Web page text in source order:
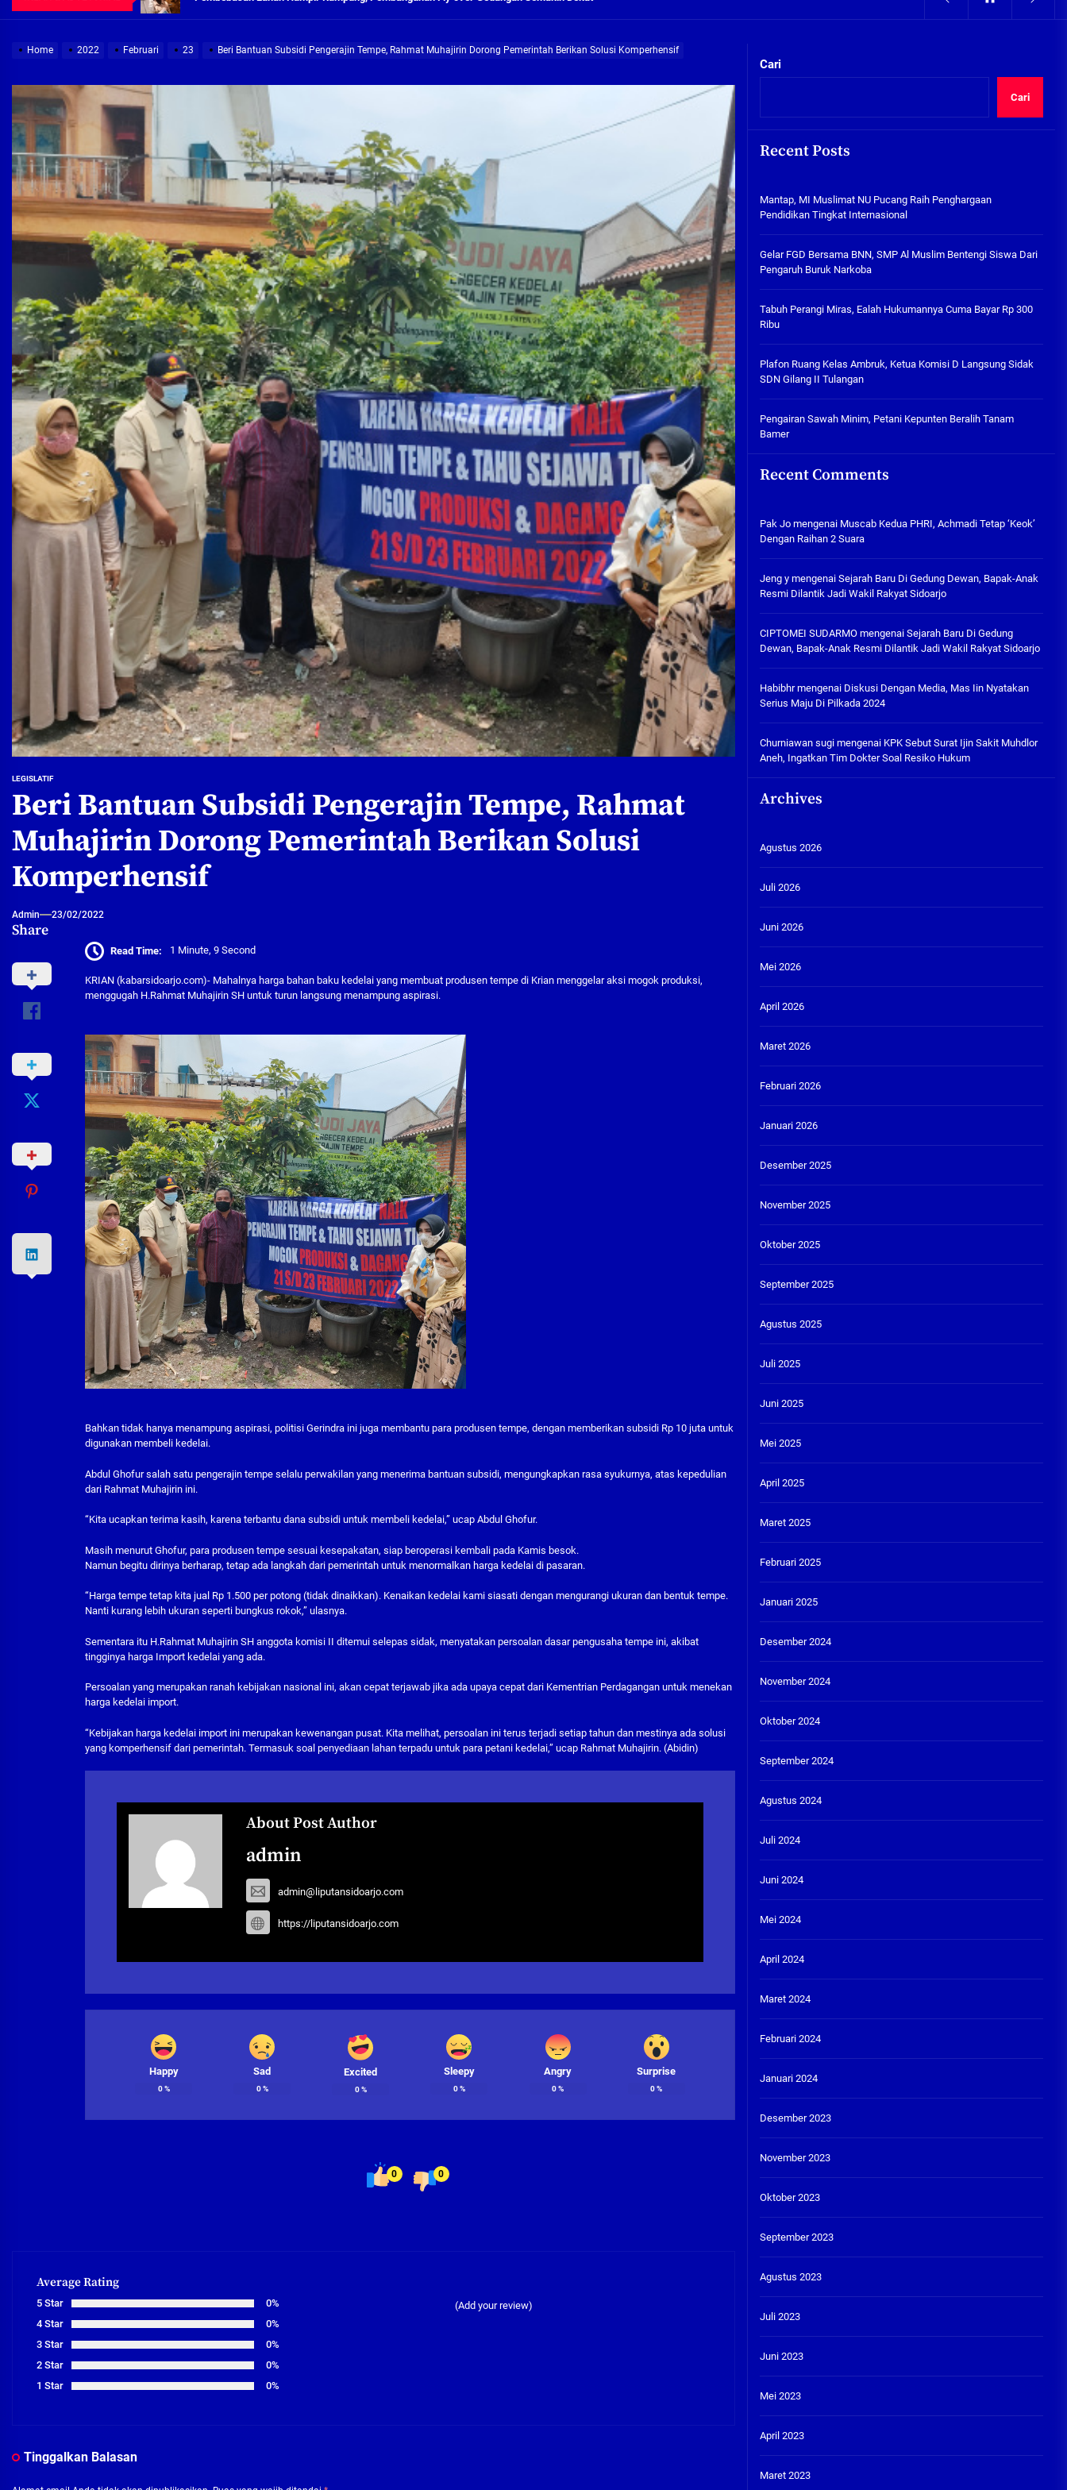
05/08/2026
Mantap, MI Muslimat NU
Pucang Raih Penghargaan
Gelar FGD Bersama BNN, SMP Al
Muslim Bentengi Siswa Dari
Pengaruh Buruk Narkoba
05/08/2026
300 Ribu
Plafon Ruang Kelas Ambruk,
Ketua Komisi D Langsung Sidak
SDN Gilang II Tulangan
05/08/2026
05/08/2026
Peduli Warga Miskin, Bupati Sidoarjo Masif Jalankan Program Rehab RTLH
Pembebasan Lahan Hampir Rampung, Pembangunan Fly over Gedangan Semakin Dekat
Terima aduan warga, Komisi A cari solusi masalah warga Seketi dan Urangagung
Demi Jajaran Direksi Delta Tirta Yang Profesional Dan Kapabel, Komisi B Dua Kali Panggil Pansel Dan Minta Ada Pakta Integritas
Home 2022 Februari 23 Beri Bantuan Subsidi Pengerajin Tempe, Rahmat Muhajirin Dorong Pemerintah Berikan Solusi Komperhensif
LEGISLATIF
Beri Bantuan Subsidi Pengerajin Tempe, Rahmat
Muhajirin Dorong Pemerintah Berikan Solusi
Komperhensif
Admin 23/02/2022
Share
Read Time: 1 Minute, 9 Second
KRIAN (kabarsidoarjo.com)- Mahalnya harga bahan baku kedelai yang membuat produsen tempe di Krian menggelar aksi mogok produksi,
menggugah H.Rahmat Muhajirin SH untuk turun langsung menampung aspirasi.
Bahkan tidak hanya menampung aspirasi, politisi Gerindra ini juga membantu para produsen tempe, dengan memberikan subsidi Rp 10 juta untuk
digunakan membeli kedelai.
Abdul Ghofur salah satu pengerajin tempe selalu perwakilan yang menerima bantuan subsidi, mengungkapkan rasa syukurnya, atas kepedulian
dari Rahmat Muhajirin ini.
“Kita ucapkan terima kasih, karena terbantu dana subsidi untuk membeli kedelai,” ucap Abdul Ghofur.
Masih menurut Ghofur, para produsen tempe sesuai kesepakatan, siap beroperasi kembali pada Kamis besok.
Namun begitu dirinya berharap, tetap ada langkah dari pemerintah untuk menormalkan harga kedelai di pasaran.
“Harga tempe tetap kita jual Rp 1.500 per potong (tidak dinaikkan). Kenaikan kedelai kami siasati dengan mengurangi ukuran dan bentuk tempe.
Nanti kurang lebih ukuran seperti bungkus rokok,” ulasnya.
Sementara itu H.Rahmat Muhajirin SH anggota komisi II ditemui selepas sidak, menyatakan persoalan dasar pengusaha tempe ini, akibat
tingginya harga Import kedelai yang ada.
Persoalan yang merupakan ranah kebijakan nasional ini, akan cepat terjawab jika ada upaya cepat dari Kementrian Perdagangan untuk menekan
harga kedelai import.
“Kebijakan harga kedelai import ini merupakan kewenangan pusat. Kita melihat, persoalan ini terus terjadi setiap tahun dan mestinya ada solusi
yang komperhensif dari pemerintah. Termasuk soal penyediaan lahan terpadu untuk para petani kedelai,” ucap Rahmat Muhajirin. (Abidin)
About Post Author
admin
admin@liputansidoarjo.com
https://liputansidoarjo.com
Happy
0%
Sad
0%
Excited
0%
Sleepy
0%
Angry
0%
Surprise
0%
0 0
Average Rating
5 Star
0%
4 Star
0%
3 Star
0%
2 Star
0%
1 Star
0%
(Add your review)
Tinggalkan Balasan
Cari
Cari
Recent Posts
Mantap, MI Muslimat NU Pucang Raih Penghargaan
Pendidikan Tingkat Internasional
Gelar FGD Bersama BNN, SMP Al Muslim Bentengi Siswa Dari
Pengaruh Buruk Narkoba
Tabuh Perangi Miras, Ealah Hukumannya Cuma Bayar Rp 300
Ribu
Plafon Ruang Kelas Ambruk, Ketua Komisi D Langsung Sidak
SDN Gilang II Tulangan
Pengairan Sawah Minim, Petani Kepunten Beralih Tanam
Bamer
Recent Comments
Pak Jomengenai Muscab Kedua PHRI, Achmadi Tetap ‘Keok’
Dengan Raihan 2 Suara
Jeng ymengenai Sejarah Baru Di Gedung Dewan, Bapak-Anak
Resmi Dilantik Jadi Wakil Rakyat Sidoarjo
CIPTOMEI SUDARMOmengenai Sejarah Baru Di Gedung
Dewan, Bapak-Anak Resmi Dilantik Jadi Wakil Rakyat Sidoarjo
Habibhrmengenai Diskusi Dengan Media, Mas Iin Nyatakan
Serius Maju Di Pilkada 2024
Churniawan sugimengenai KPK Sebut Surat Ijin Sakit Muhdlor
Aneh, Ingatkan Tim Dokter Soal Resiko Hukum
Archives
Agustus 2026
Juli 2026
Juni 2026
Mei 2026
April 2026
Maret 2026
Februari 2026
Januari 2026
Desember 2025
November 2025
Oktober 2025
September 2025
Agustus 2025
Juli 2025
Juni 2025
Mei 2025
April 2025
Maret 2025
Februari 2025
Januari 2025
Desember 2024
November 2024
Oktober 2024
September 2024
Agustus 2024
Juli 2024
Juni 2024
Mei 2024
April 2024
Maret 2024
Februari 2024
Januari 2024
Desember 2023
November 2023
Oktober 2023
September 2023
Agustus 2023
Juli 2023
Juni 2023
Mei 2023
April 2023
Maret 2023